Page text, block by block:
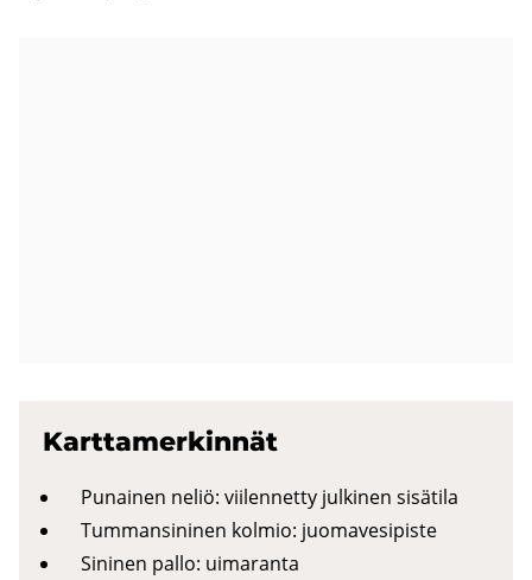
Kart­ta­mer­kin­nät
Punainen neliö: viilennetty julkinen sisätila
Tummansininen kolmio: juomavesipiste
Sininen pallo: uimaranta